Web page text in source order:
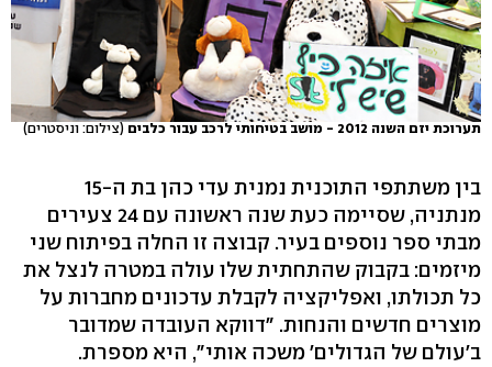
תערוכת יזם השנה 2012 - מושב בטיחותי לרכב עבור כלבים (צילום: וניסטרים)
בין משתתפי התוכנית נמנית עדי כהן בת ה-15
מנתניה, שסיימה כעת שנה ראשונה עם 24 צעירים
מבתי ספר נוספים בעיר. קבוצה זו החלה בפיתוח שני
מיזמים: בקבוק שהתחתית שלו עולה במטרה לנצל את
כל תכולתו, ואפליקציה לקבלת עדכונים מחברות על
מוצרים חדשים והנחות. "דווקא העובדה שמדובר
ב'עולם של הגדולים' משכה אותי", היא מספרת.